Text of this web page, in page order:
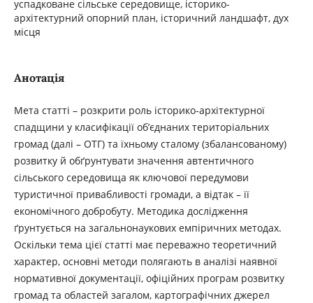
успадковане сільське середовище, історико-
архітектурний опорний план, історичний ландшафт, дух
місця
Анотація
Мета статті – розкрити роль історико-архітектурної
спадщини у класифікації об’єднаних територіальних
громад (далі – ОТГ) та їхньому сталому (збалансованому)
розвитку й обґрунтувати значення автентичного
сільського середовища як ключової передумови
туристичної привабливості громади, а відтак – її
економічного добробуту. Методика дослідження
ґрунтується на загальнонаукових емпіричних методах.
Оскільки тема цієї статті має переважно теоретичний
характер, основні методи полягають в аналізі наявної
нормативної документації, офіційних програм розвитку
громад та областей загалом, картографічних джерел